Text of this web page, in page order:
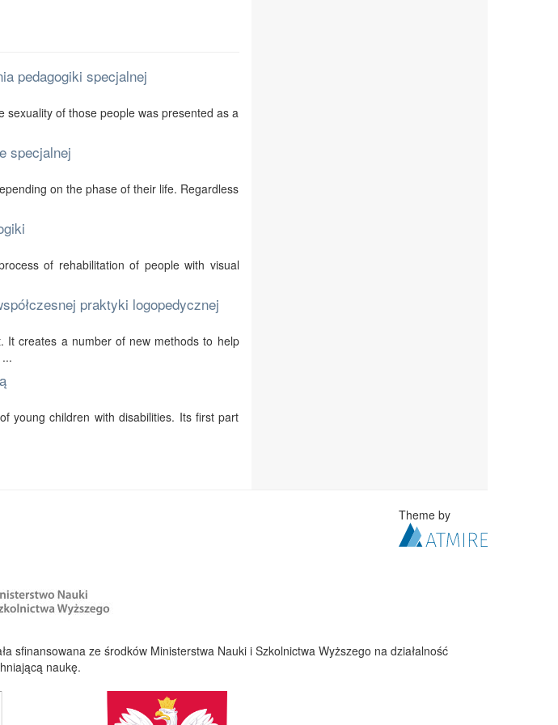
pedagogiki specjalnej
sexuality of those people was presented as a
specjalnej
on the phase of their life. Regardless
of rehabilitation of people with visual
praktyki logopedycznej
It creates a number of new methods to help
young children with disabilities. Its first part
Theme by
sfinansowana ze środków Ministerstwa Nauki i Szkolnictwa Wyższego na działalność
naukę.